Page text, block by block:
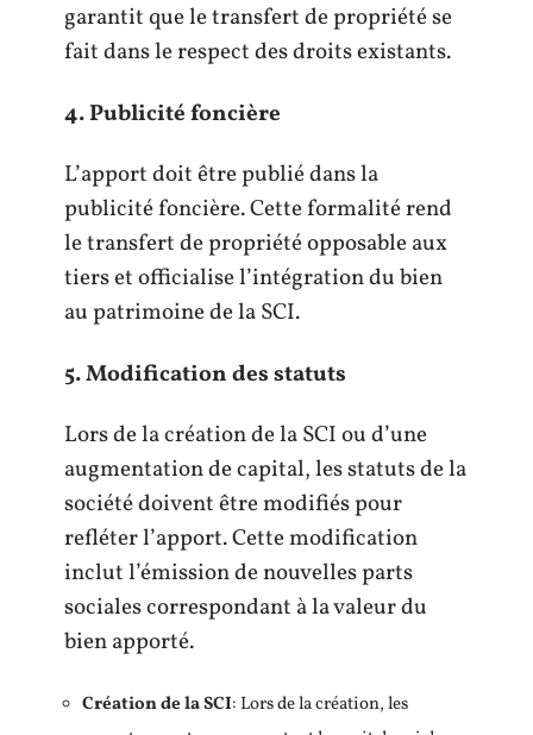
garantit que le transfert de propriété se
fait dans le respect des droits existants.
4. Publicité foncière
L’apport doit être publié dans la
publicité foncière. Cette formalité rend
le transfert de propriété opposable aux
tiers et officialise l’intégration du bien
au patrimoine de la SCI.
5. Modification des statuts
Lors de la création de la SCI ou d’une
augmentation de capital, les statuts de la
société doivent être modifiés pour
refléter l’apport. Cette modification
inclut l’émission de nouvelles parts
sociales correspondant à la valeur du
bien apporté.
Création de la SCI: Lors de la création, les